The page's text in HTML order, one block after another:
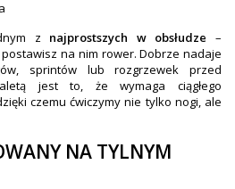
z najprostszych w obsłudze –
postawisz na nim rower. Dobrze nadaje
sprintów lub rozgrzewek przed
jest to, że wymaga ciągłego
czemu ćwiczymy nie tylko nogi, ale
NA TYLNYM